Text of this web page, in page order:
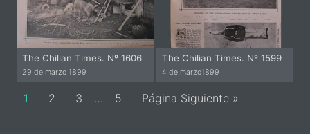
The Chilian Times. Nº 1606
29 de marzo1899
The Chilian Times. Nº 1599
4 de marzo1899
Page
1 Page
2 Page
3 … Page
5 Página Siguiente »